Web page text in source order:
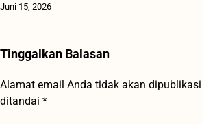
Juni 15, 2026
Tinggalkan Balasan
Alamat email Anda tidak akan
ditandai *